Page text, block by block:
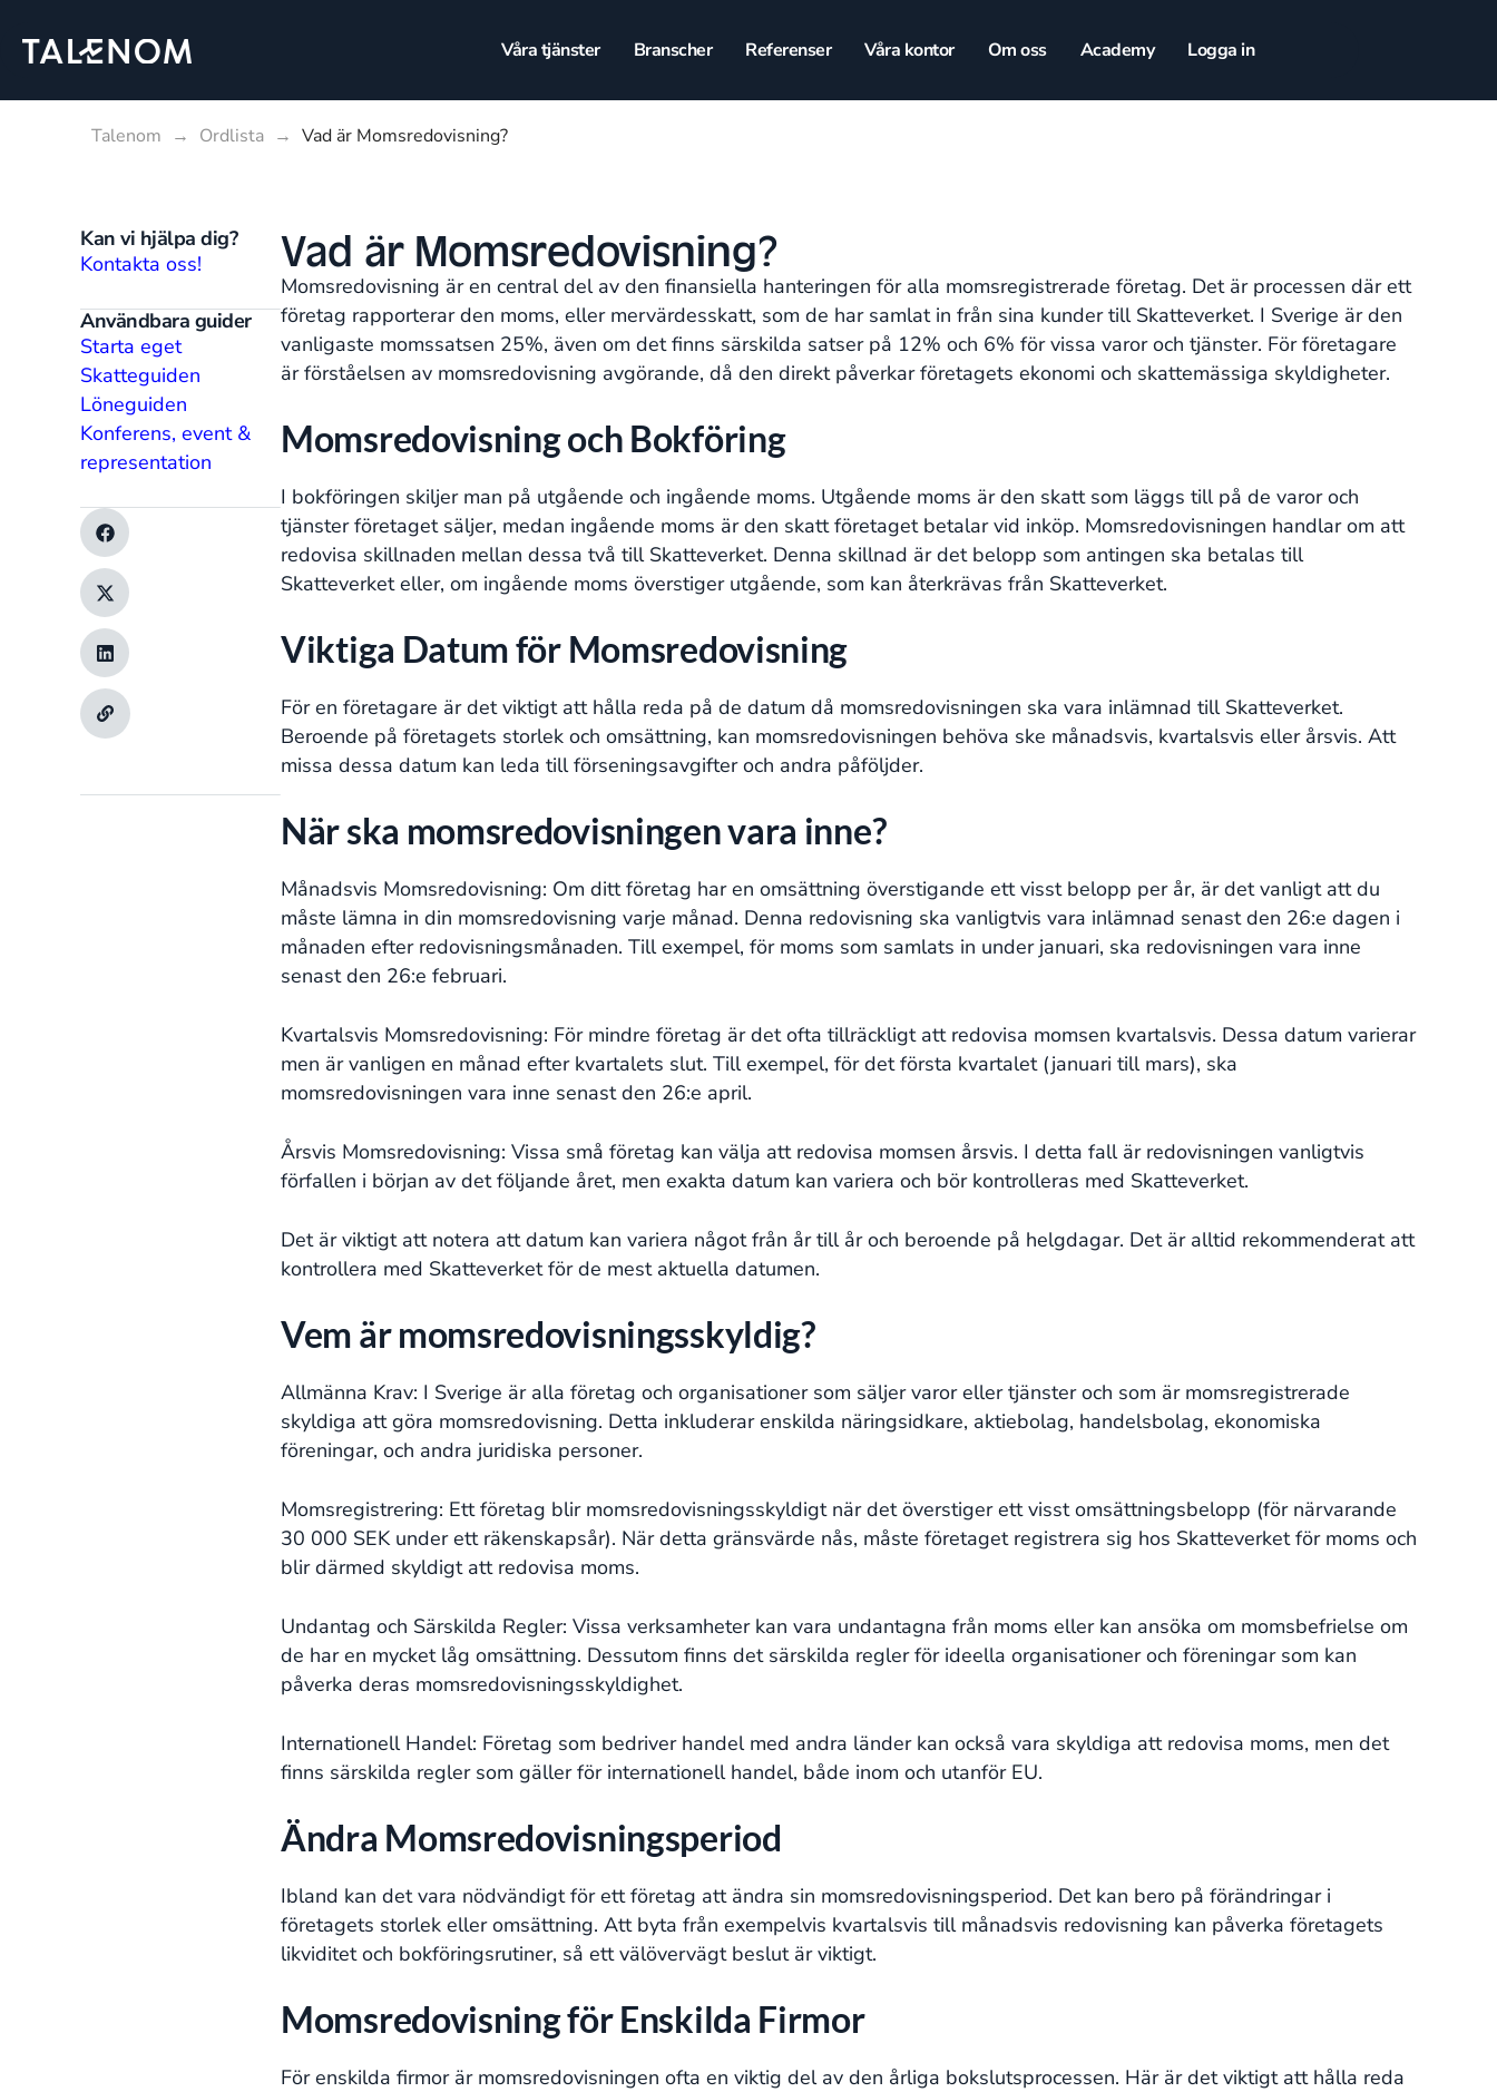
Våra tjänster Branscher Referenser Våra kontor Om oss Academy Logga in
Talenom → Ordlista → Vad är Momsredovisning?
Kan vi hjälpa dig?
Kontakta oss!
Användbara guider
Starta eget
Skatteguiden
Löneguiden
Konferens, event &
representation
Vad är Momsredovisning?
Momsredovisning är en central del av den finansiella hanteringen för alla momsregistrerade företag. Det är processen där ett
företag rapporterar den moms, eller mervärdesskatt, som de har samlat in från sina kunder till Skatteverket. I Sverige är den
vanligaste momssatsen 25%, även om det finns särskilda satser på 12% och 6% för vissa varor och tjänster. För företagare
är förståelsen av momsredovisning avgörande, då den direkt påverkar företagets ekonomi och skattemässiga skyldigheter.
Momsredovisning och Bokföring
I bokföringen skiljer man på utgående och ingående moms. Utgående moms är den skatt som läggs till på de varor och
tjänster företaget säljer, medan ingående moms är den skatt företaget betalar vid inköp. Momsredovisningen handlar om att
redovisa skillnaden mellan dessa två till Skatteverket. Denna skillnad är det belopp som antingen ska betalas till
Skatteverket eller, om ingående moms överstiger utgående, som kan återkrävas från Skatteverket.
Viktiga Datum för Momsredovisning
För en företagare är det viktigt att hålla reda på de datum då momsredovisningen ska vara inlämnad till Skatteverket.
Beroende på företagets storlek och omsättning, kan momsredovisningen behöva ske månadsvis, kvartalsvis eller årsvis. Att
missa dessa datum kan leda till förseningsavgifter och andra påföljder.
När ska momsredovisningen vara inne?
Månadsvis Momsredovisning: Om ditt företag har en omsättning överstigande ett visst belopp per år, är det vanligt att du
måste lämna in din momsredovisning varje månad. Denna redovisning ska vanligtvis vara inlämnad senast den 26:e dagen i
månaden efter redovisningsmånaden. Till exempel, för moms som samlats in under januari, ska redovisningen vara inne
senast den 26:e februari.
Kvartalsvis Momsredovisning: För mindre företag är det ofta tillräckligt att redovisa momsen kvartalsvis. Dessa datum varierar
men är vanligen en månad efter kvartalets slut. Till exempel, för det första kvartalet (januari till mars), ska
momsredovisningen vara inne senast den 26:e april.
Årsvis Momsredovisning: Vissa små företag kan välja att redovisa momsen årsvis. I detta fall är redovisningen vanligtvis
förfallen i början av det följande året, men exakta datum kan variera och bör kontrolleras med Skatteverket.
Det är viktigt att notera att datum kan variera något från år till år och beroende på helgdagar. Det är alltid rekommenderat att
kontrollera med Skatteverket för de mest aktuella datumen.
Vem är momsredovisningsskyldig?
Allmänna Krav: I Sverige är alla företag och organisationer som säljer varor eller tjänster och som är momsregistrerade
skyldiga att göra momsredovisning. Detta inkluderar enskilda näringsidkare, aktiebolag, handelsbolag, ekonomiska
föreningar, och andra juridiska personer.
Momsregistrering: Ett företag blir momsredovisningsskyldigt när det överstiger ett visst omsättningsbelopp (för närvarande
30 000 SEK under ett räkenskapsår). När detta gränsvärde nås, måste företaget registrera sig hos Skatteverket för moms och
blir därmed skyldigt att redovisa moms.
Undantag och Särskilda Regler: Vissa verksamheter kan vara undantagna från moms eller kan ansöka om momsbefrielse om
de har en mycket låg omsättning. Dessutom finns det särskilda regler för ideella organisationer och föreningar som kan
påverka deras momsredovisningsskyldighet.
Internationell Handel: Företag som bedriver handel med andra länder kan också vara skyldiga att redovisa moms, men det
finns särskilda regler som gäller för internationell handel, både inom och utanför EU.
Ändra Momsredovisningsperiod
Ibland kan det vara nödvändigt för ett företag att ändra sin momsredovisningsperiod. Det kan bero på förändringar i
företagets storlek eller omsättning. Att byta från exempelvis kvartalsvis till månadsvis redovisning kan påverka företagets
likviditet och bokföringsrutiner, så ett välövervägt beslut är viktigt.
Momsredovisning för Enskilda Firmor
För enskilda firmor är momsredovisningen ofta en viktig del av den årliga bokslutsprocessen. Här är det viktigt att hålla reda